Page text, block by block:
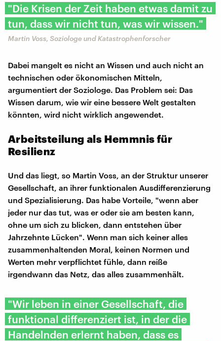
"Die Krisen der Zeit haben etwas damit zu
tun, dass wir nicht tun, was wir wissen."
Martin Voss, Soziologe und Katastrophenforscher
Dabei mangelt es nicht an Wissen und auch nicht an
technischen oder ökonomischen Mitteln,
argumentiert der Soziologe. Das Problem sei: Das
Wissen darum, wie wir eine bessere Welt gestalten
könnten, wird nicht wirklich angewendet.
Arbeitsteilung als Hemmnis für
Resilienz
Und das liegt, so Martin Voss, an der Struktur unserer
Gesellschaft, an ihrer funktionalen Ausdifferenzierung
und Spezialisierung. Das habe Vorteile, "wenn aber
jeder nur das tut, was er oder sie am besten kann,
ohne um sich zu blicken, dann entstehen über
Jahrzehnte Lücken". Wenn man sich keiner alles
zusammenhaltenden Moral, keinen Normen und
Werten mehr verpflichtet fühle, dann reiße
irgendwann das Netz, das alles zusammenhält.
"Wir leben in einer Gesellschaft, die
funktional differenziert ist, in der die
Handelnden erlernt haben, dass es